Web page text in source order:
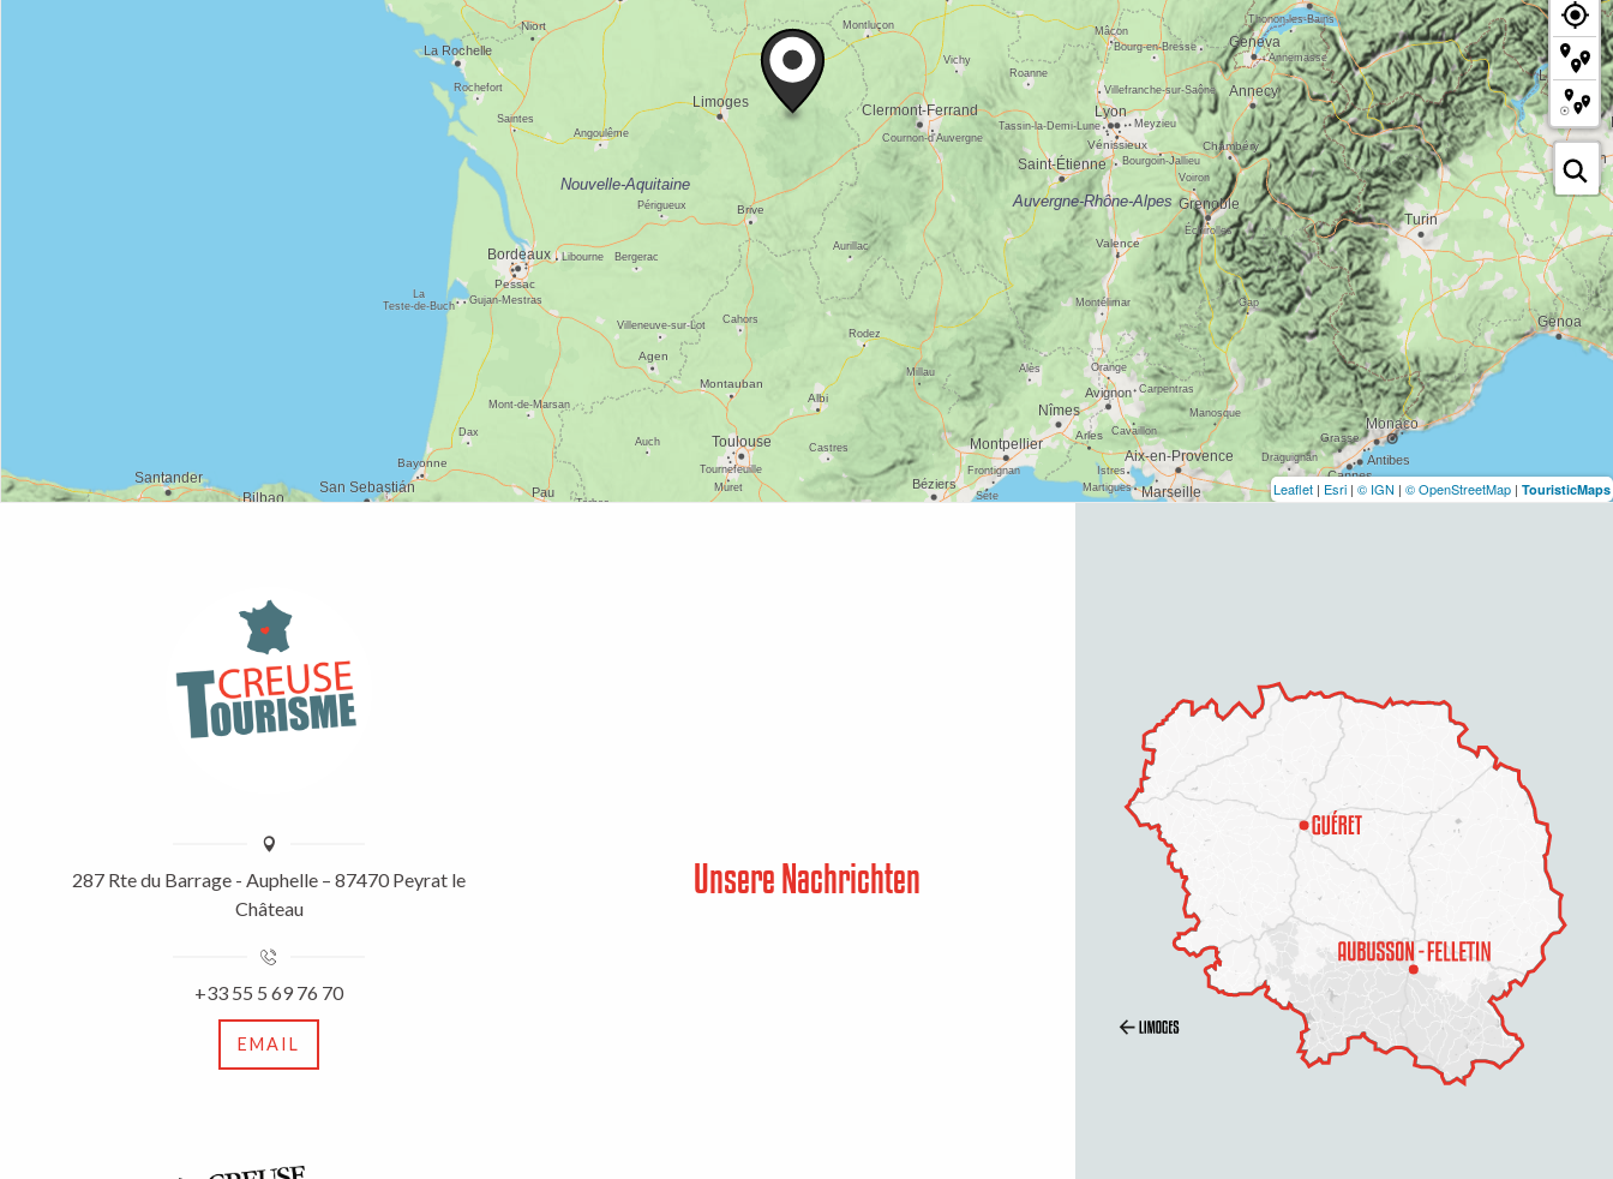
Leaflet | Esri | © IGN | © OpenStreetMap | TouristicMaps
287 Rte du Barrage - Auphelle – 87470 Peyrat le
Château
+33 55 5 69 76 70
EMAIL
Unsere Nachrichten